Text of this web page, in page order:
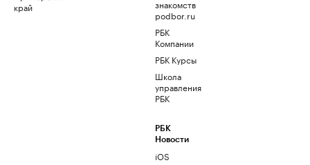
край
знакомств
podbor.ru
РБК
Компании
РБК Курсы
Школа
управления
РБК
РБК
Новости
iOS